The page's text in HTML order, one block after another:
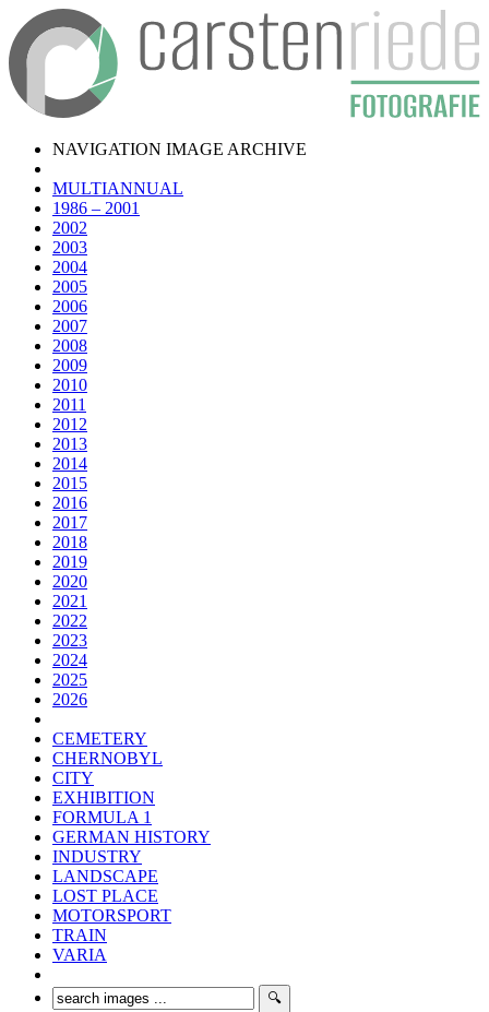
NAVIGATION IMAGE ARCHIVE
MULTIANNUAL
1986 – 2001
2002
2003
2004
2005
2006
2007
2008
2009
2010
2011
2012
2013
2014
2015
2016
2017
2018
2019
2020
2021
2022
2023
2024
2025
2026
CEMETERY
CHERNOBYL
CITY
EXHIBITION
FORMULA 1
GERMAN HISTORY
INDUSTRY
LANDSCAPE
LOST PLACE
MOTORSPORT
TRAIN
VARIA